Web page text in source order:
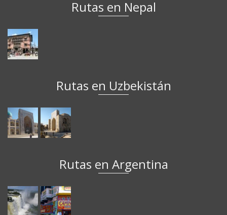
Rutas en Nepal
Rutas en Uzbekistán
Rutas en Argentina